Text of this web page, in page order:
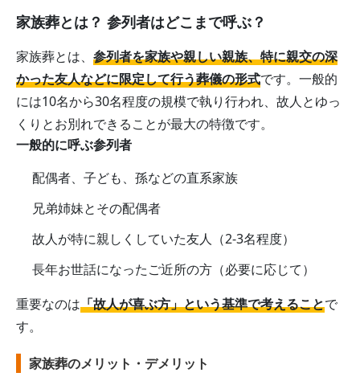
家族葬とは？ 参列者はどこまで呼ぶ？
家族葬とは、 参列者を家族や親しい親族、特に親交の深
かった友人などに限定して行う葬儀の形式です。一般的
には10名から30名程度の規模で執り行われ、故人とゆっ
くりとお別れできることが最大の特徴です。
一般的に呼ぶ参列者
配偶者、子ども、孫などの直系家族
兄弟姉妹とその配偶者
故人が特に親しくしていた友人（2-3名程度）
長年お世話になったご近所の方（必要に応じて）
重要なのは「故人が喜ぶ方」という基準で考えることで
す。
家族葬のメリット・デメリット